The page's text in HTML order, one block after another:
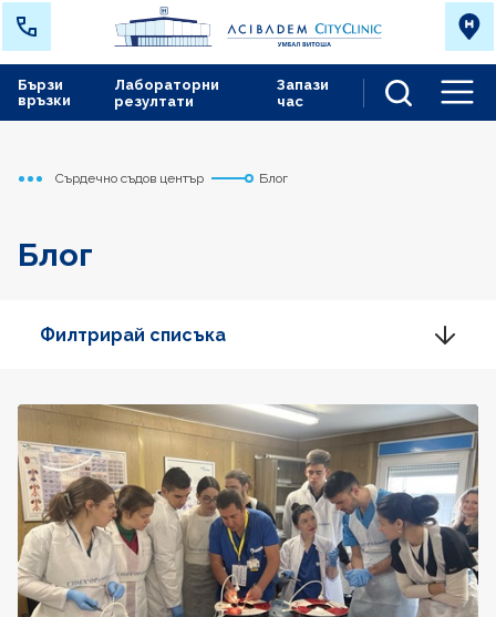
Лабораторни
резултати
Запази
час
Бързи
връзки
Начало
Сърдечно съдов център Блог
Блог
Филтрирай списъка